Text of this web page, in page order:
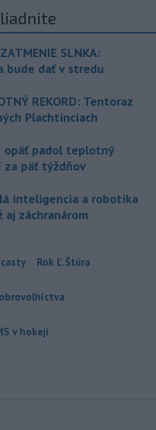
SLNKA:
bude dať v stredu
REKORD: Tentoraz
Plachtinciach
opäť padol teplotný
päť týždňov
inteligencia a robotika
aj záchranárom
Rok Ľ.Štúra
v hokeji